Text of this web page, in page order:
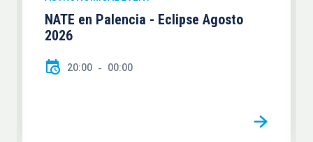
NATE en Palencia - Eclipse Agosto
2026
20:00 00:00